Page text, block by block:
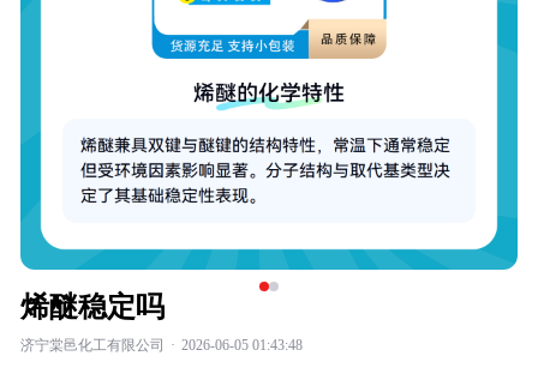
烯醚稳定吗
济宁棠邑化工有限公司 · 2026-06-05 01:43:48